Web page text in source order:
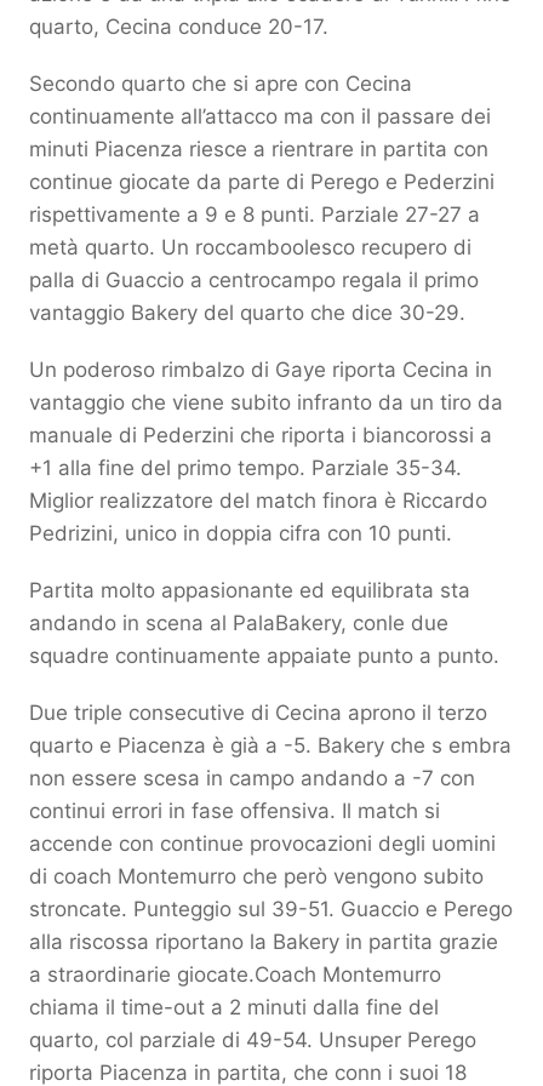
quarto, Cecina conduce 20-17.
Secondo quarto che si apre con Cecina
continuamente all’attacco ma con il passare dei
minuti Piacenza riesce a rientrare in partita con
continue giocate da parte di Perego e Pederzini
rispettivamente a 9 e 8 punti. Parziale 27-27 a
metà quarto. Un roccamboolesco recupero di
palla di Guaccio a centrocampo regala il primo
vantaggio Bakery del quarto che dice 30-29.
Un poderoso rimbalzo di Gaye riporta Cecina in
vantaggio che viene subito infranto da un tiro da
manuale di Pederzini che riporta i biancorossi a
+1 alla fine del primo tempo. Parziale 35-34.
Miglior realizzatore del match finora è Riccardo
Pedrizini, unico in doppia cifra con 10 punti.
Partita molto appasionante ed equilibrata sta
andando in scena al PalaBakery, conle due
squadre continuamente appaiate punto a punto.
Due triple consecutive di Cecina aprono il terzo
quarto e Piacenza è già a -5. Bakery che s embra
non essere scesa in campo andando a -7 con
continui errori in fase offensiva. Il match si
accende con continue provocazioni degli uomini
di coach Montemurro che però vengono subito
stroncate. Punteggio sul 39-51. Guaccio e Perego
alla riscossa riportano la Bakery in partita grazie
a straordinarie giocate.Coach Montemurro
chiama il time-out a 2 minuti dalla fine del
quarto, col parziale di 49-54. Unsuper Perego
riporta Piacenza in partita, che conn i suoi 18